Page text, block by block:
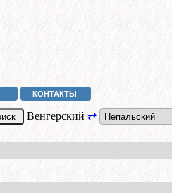
КОНТАКТЫ
Венгерский ⇄